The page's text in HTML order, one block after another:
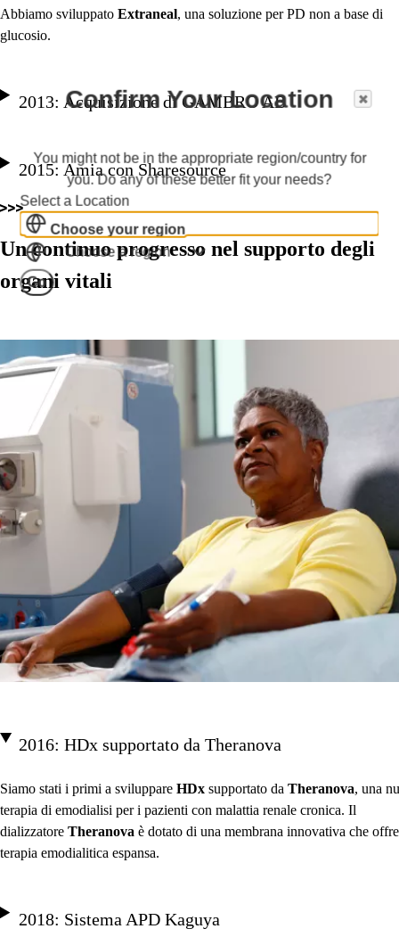
Abbiamo sviluppato Extraneal, una soluzione per PD non a base di
glucosio.
2013: Acquisizione di GAMBRO AB
2015: Amia con Sharesource
Un continuo progresso nel supporto degli
organi vitali
2016: HDx supportato da Theranova
Siamo stati i primi a sviluppare HDx supportato da Theranova, una
terapia di emodialisi per i pazienti con malattia renale cronica. Il
dializzatore Theranova è dotato di una membrana innovativa che
terapia emodialitica espansa.
2018: Sistema APD Kaguya
Confirm Your Location
You might not be in the appropriate region/country for
you. Do any of these better fit your needs?
Select a Location
Choose your region
Choose a region
Go